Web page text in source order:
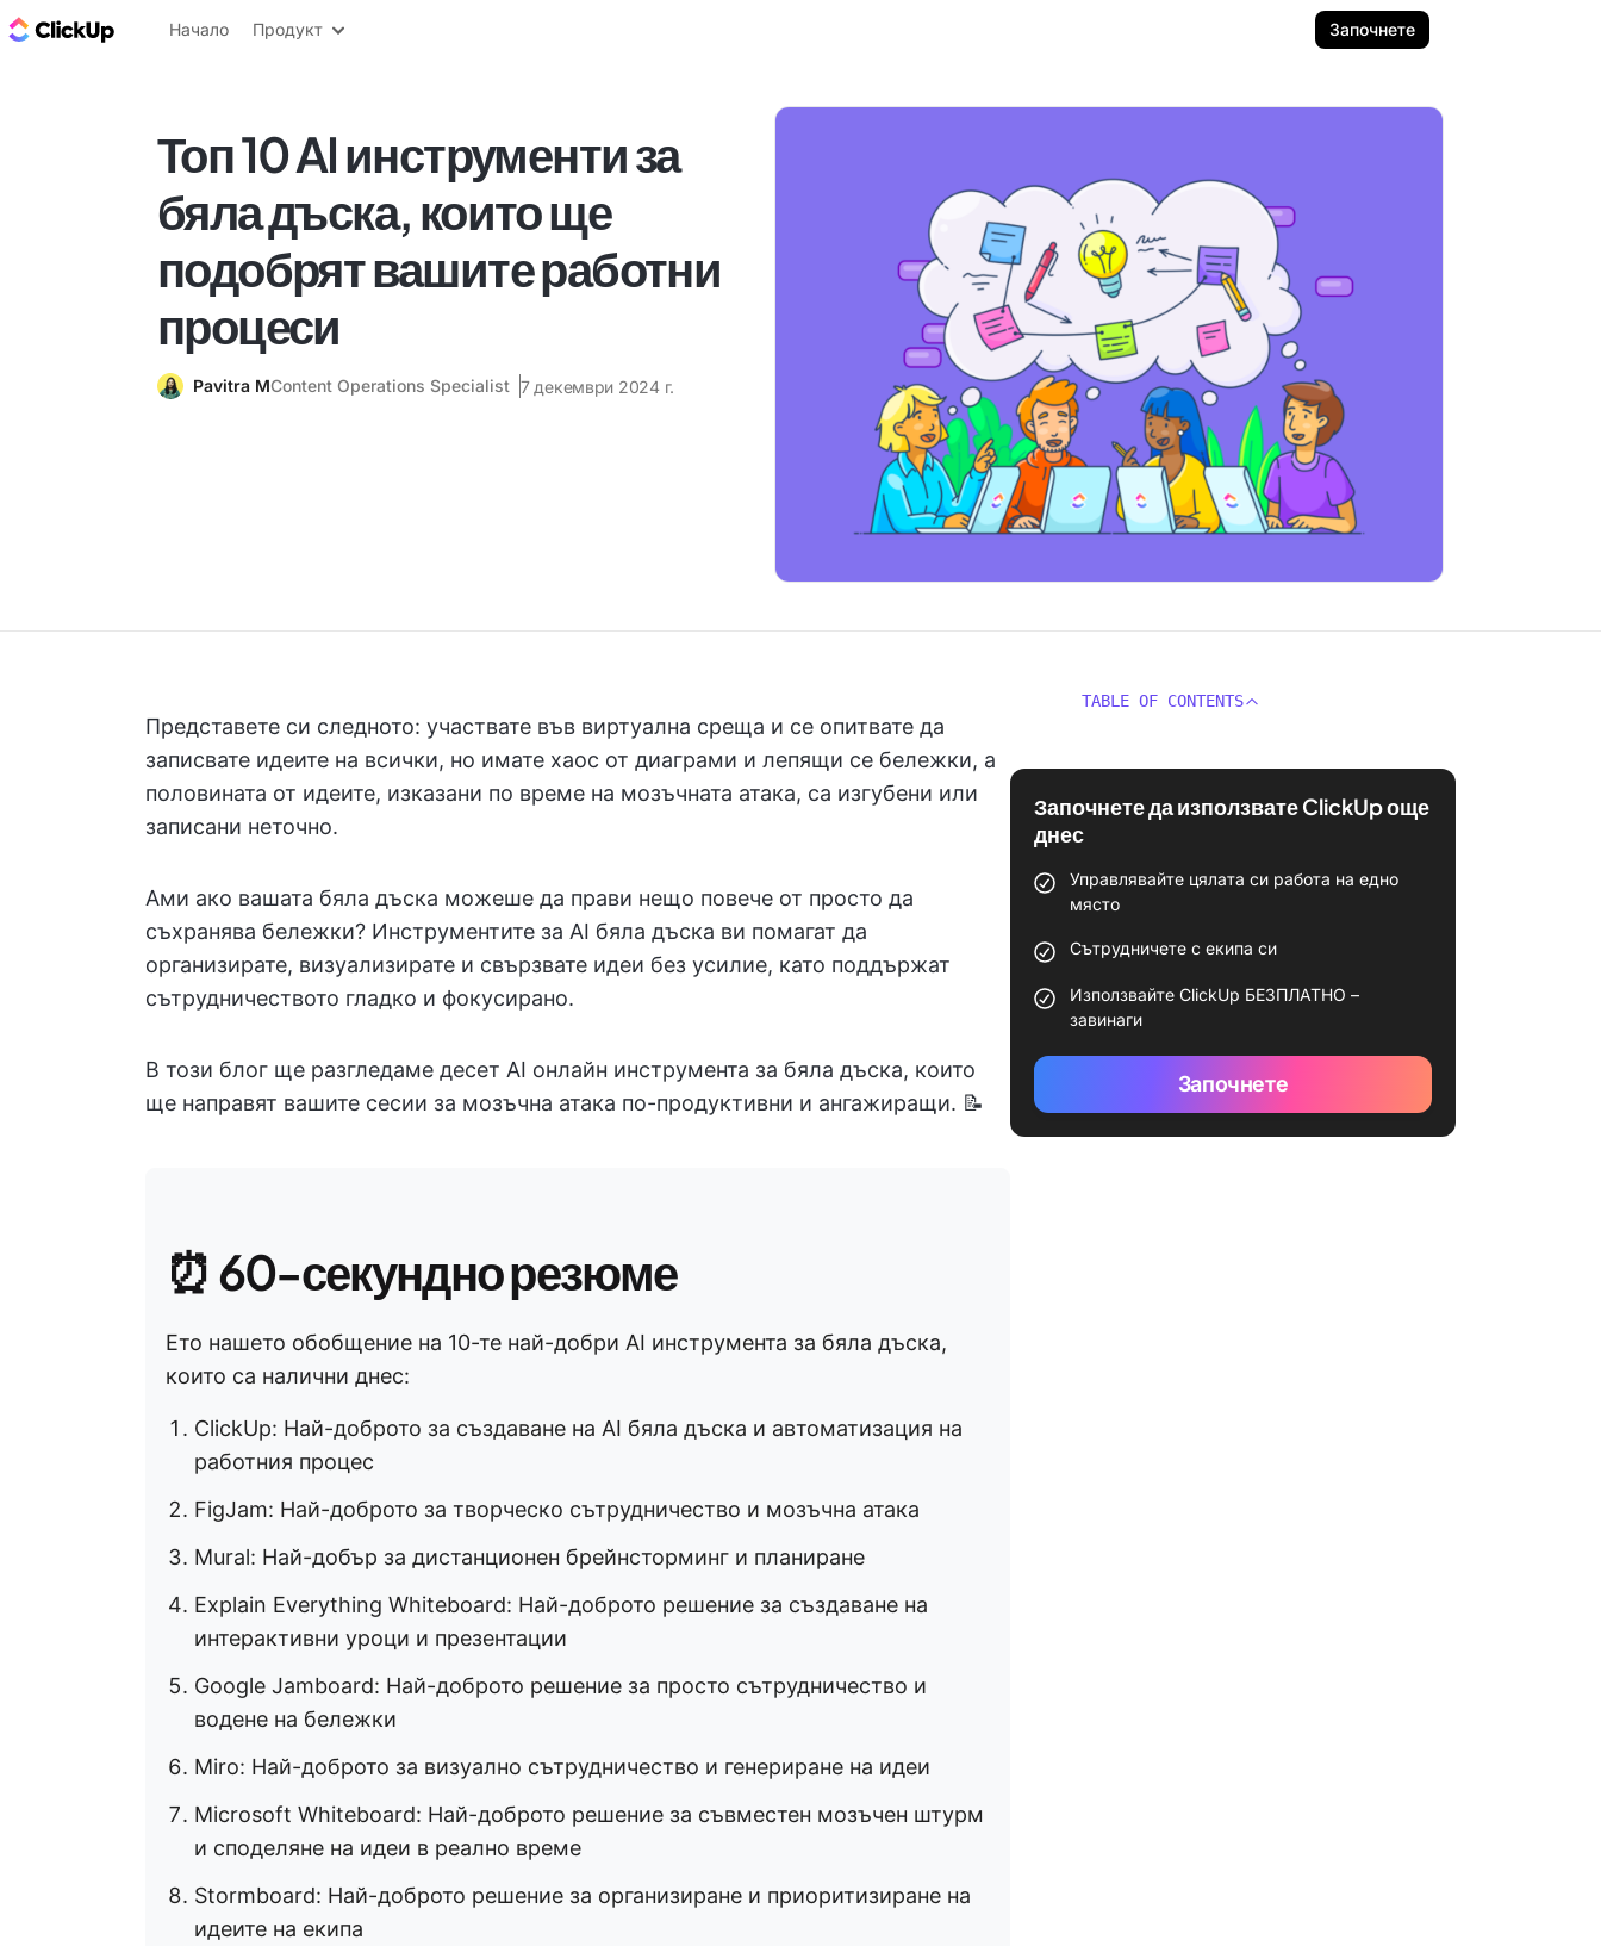
ClickUp блог
Начало Продукт Започнете
Топ 10 AI инструменти за
бяла дъска, които ще
подобрят вашите работни
процеси
Pavitra MContent Operations Specialist 7 декември 2024 г.
Представете си следното: участвате във виртуална среща и се опитвате да
записвате идеите на всички, но имате хаос от диаграми и лепящи се бележки, а
половината от идеите, изказани по време на мозъчната атака, са изгубени или
записани неточно.
Ами ако вашата бяла дъска можеше да прави нещо повече от просто да
съхранява бележки? Инструментите за AI бяла дъска ви помагат да
организирате, визуализирате и свързвате идеи без усилие, като поддържат
сътрудничеството гладко и фокусирано.
В този блог ще разгледаме десет AI онлайн инструмента за бяла дъска, които
ще направят вашите сесии за мозъчна атака по-продуктивни и ангажиращи. 📝
⏰ 60-секундно резюме
Ето нашето обобщение на 10-те най-добри AI инструмента за бяла дъска,
които са налични днес:
ClickUp: Най-доброто за създаване на AI бяла дъска и автоматизация на
работния процес
FigJam: Най-доброто за творческо сътрудничество и мозъчна атака
Mural: Най-добър за дистанционен брейнсторминг и планиране
Explain Everything Whiteboard: Най-доброто решение за създаване на
интерактивни уроци и презентации
Google Jamboard: Най-доброто решение за просто сътрудничество и
водене на бележки
Miro: Най-доброто за визуално сътрудничество и генериране на идеи
Microsoft Whiteboard: Най-доброто решение за съвместен мозъчен штурм
и споделяне на идеи в реално време
Stormboard: Най-доброто решение за организиране и приоритизиране на
идеите на екипа
TABLE OF CONTENTS
Започнете да използвате ClickUp още
днес
Управлявайте цялата си работа на едно
място
Сътрудничете с екипа си
Използвайте ClickUp БЕЗПЛАТНО –
завинаги
Започнете